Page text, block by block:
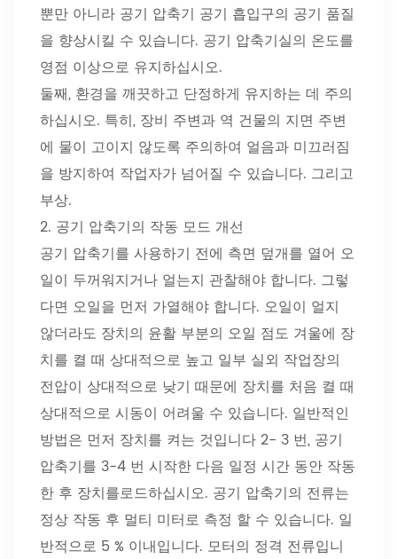
뿐만 아니라 공기 압축기 공기 흡입구의 공기 품질
을 향상시킬 수 있습니다. 공기 압축기실의 온도를
영점 이상으로 유지하십시오.
둘째, 환경을 깨끗하고 단정하게 유지하는 데 주의
하십시오. 특히, 장비 주변과 역 건물의 지면 주변
에 물이 고이지 않도록 주의하여 얼음과 미끄러짐
을 방지하여 작업자가 넘어질 수 있습니다. 그리고
부상.
2. 공기 압축기의 작동 모드 개선
공기 압축기를 사용하기 전에 측면 덮개를 열어 오
일이 두꺼워지거나 얼는지 관찰해야 합니다. 그렇
다면 오일을 먼저 가열해야 합니다. 오일이 얼지
않더라도 장치의 윤활 부분의 오일 점도 겨울에 장
치를 켤 때 상대적으로 높고 일부 실외 작업장의
전압이 상대적으로 낮기 때문에 장치를 처음 켤 때
상대적으로 시동이 어려울 수 있습니다. 일반적인
방법은 먼저 장치를 켜는 것입니다 2- 3 번, 공기
압축기를 3-4 번 시작한 다음 일정 시간 동안 작동
한 후 장치를로드하십시오. 공기 압축기의 전류는
정상 작동 후 멀티 미터로 측정 할 수 있습니다. 일
반적으로 5 % 이내입니다. 모터의 정격 전류입니